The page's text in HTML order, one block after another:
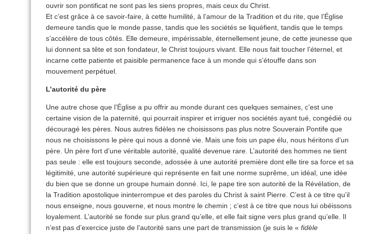
ouvrir son pontificat ne sont pas les siens propres, mais ceux du Christ.
Et c’est grâce à ce savoir-faire, à cette humilité, à l’amour de la Tradition et du rite, que l’Église
demeure tandis que le monde passe, tandis que les sociétés se liquéfient, tandis que le temps
s’accélère de tous côtés. Elle demeure, impérissable, éternellement jeune, de cette jeunesse que
lui donnent sa tête et son fondateur, le Christ toujours vivant. Elle nous fait toucher l’éternel, et
incarne cette patiente et paisible permanence face à un monde qui s’étouffe dans son
mouvement perpétuel.
L’autorité du père
Une autre chose que l’Église a pu offrir au monde durant ces quelques semaines, c’est une
certaine vision de la paternité, qui pourrait inspirer et irriguer nos sociétés ayant tué, congédié ou
découragé les pères. Nous autres fidèles ne choisissons pas plus notre Souverain Pontife que
nous ne choisissons le père qui nous a donné vie. Mais une fois un pape élu, nous héritons d’un
père. Un père fort d’une véritable autorité, qualité devenue rare. L’autorité des hommes ne tient
pas seule : elle est toujours seconde, adossée à une autorité première dont elle tire sa force et sa
légitimité, une autorité supérieure qui représente en fait une norme suprême, un idéal, une idée
du bien que se donne un groupe humain donné. Ici, le pape tire son autorité de la Révélation, de
la Tradition apostolique ininterrompue et des paroles du Christ à saint Pierre. C’est à ce titre qu’il
nous enseigne, nous gouverne, et nous montre le chemin ; c’est à ce titre que nous lui obéissons
loyalement. L’autorité se fonde sur plus grand qu’elle, et elle fait signe vers plus grand qu’elle. Il
n’est pas d’exercice juste de l’autorité sans une part de transmission (je suis le « fidèle